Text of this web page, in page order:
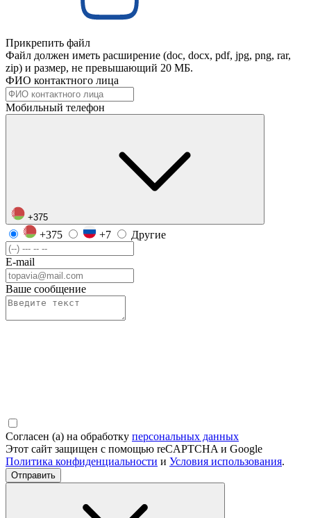
Прикрепить файл
Файл должен иметь расширение (doc, docx, pdf, jpg, png, rar,
zip) и размер, не превышающий 20 МБ.
ФИО контактного лица
Мобильный телефон
+375
+375 +7 Другие
E-mail
Ваше сообщение
Согласен (а) на обработку персональных данных
Этот сайт защищен с помощью reCAPTCHA и Google
Политика конфиденциальности и Условия использования.
Отправить